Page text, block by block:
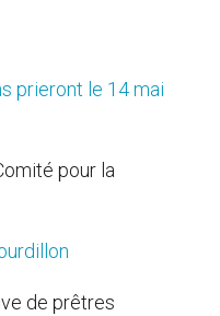
prieront le 14 mai
pour la
de prêtres